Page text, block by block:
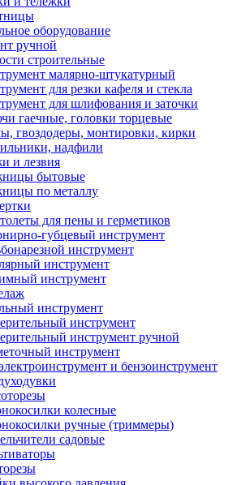
оборудование
ручной
строительные
малярно-штукатурный
для резки кафеля и стекла
для шлифования и заточки
гаечные, головки торцевые
гвоздодеры, монтировки, кирки
надфили
и лезвия
бытовые
по металлу
для пены и герметиков
губцевый инструмент
инструмент
инструмент
инструмент
инструмент
инструмент
инструмент ручной
инструмент
и бензоинструмент
колесные
ручные (триммеры)
садовые